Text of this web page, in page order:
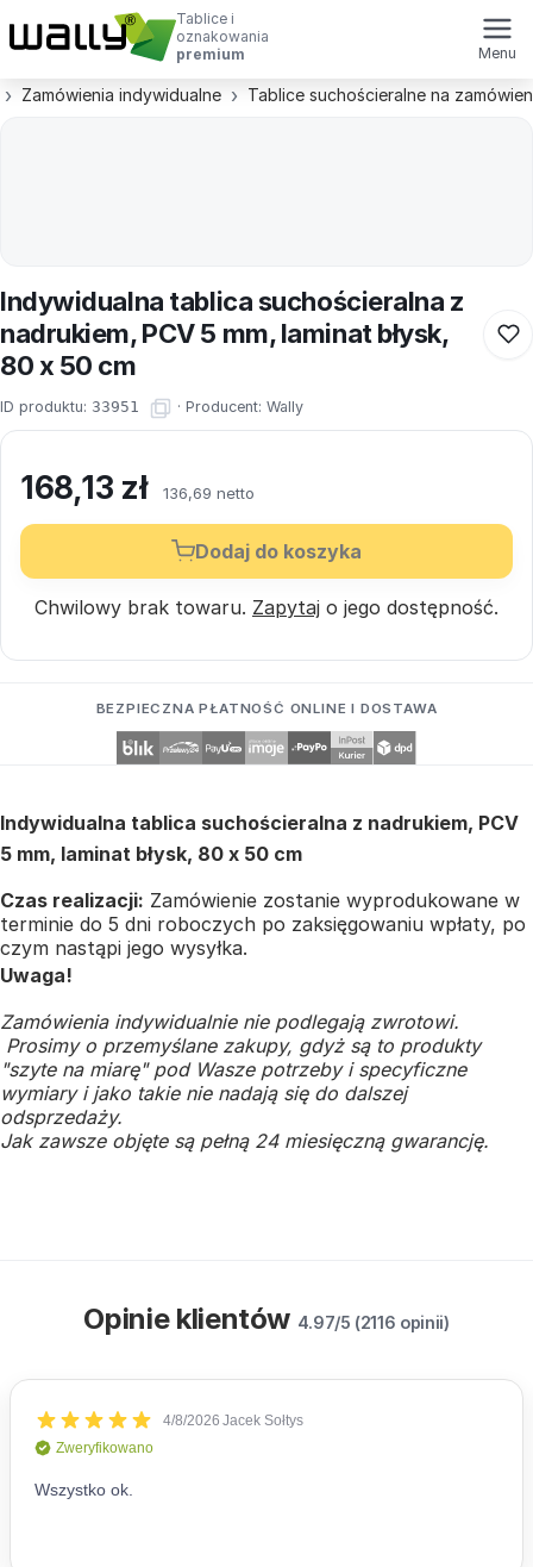
Tablice i
oznakowania
premium
Menu
Zamówienia indywidualne Tablice suchościeralne na
Indywidualna tablica suchościeralna z
nadrukiem, PCV 5 mm, laminat błysk,
80 x 50 cm
ID produktu: 33951 · Producent: Wally
168,13 zł 136,69 netto
Dodaj do koszyka
Chwilowy brak towaru. Zapytaj o jego dostępność.
BEZPIECZNA PŁATNOŚĆ ONLINE I DOSTAWA
Indywidualna tablica suchościeralna z nadrukiem, PCV
5 mm, laminat błysk, 80 x 50 cm
Czas realizacji: Zamówienie zostanie wyprodukowane w
terminie do 5 dni roboczych po zaksięgowaniu wpłaty, po
czym nastąpi jego wysyłka.
Uwaga!
Zamówienia indywidualnie nie podlegają zwrotowi.
Prosimy o przemyślane zakupy, gdyż są to produkty
"szyte na miarę" pod Wasze potrzeby i specyficzne
wymiary i jako takie nie nadają się do dalszej
odsprzedaży.
Jak zawsze objęte są pełną 24 miesięczną gwarancję.
Opinie klientów 4.97/5 (2116 opinii)